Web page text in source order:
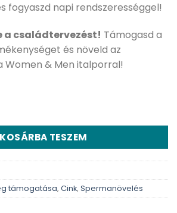
fogyaszd napi rendszerességgel!
a családtervezést! Támogasd a
és növeld az
Women & Men italporral!
& Férfi termékenység italpor
KOSÁRBA TESZEM
támogatása, Cink, Spermanövelés